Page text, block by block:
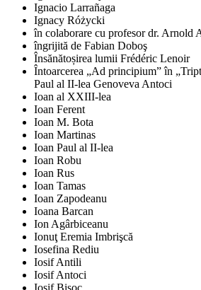
Ignacio Larrañaga
Ignacy Różycki
în colaborare cu profesor dr. Arnold
îngrijită de Fabian Doboş
Însănătoșirea lumii Frédéric Lenoir
Întoarcerea „Ad principium” în
Paul al II-lea Genoveva Antoci
Ioan al XXIII-lea
Ioan Ferent
Ioan M. Bota
Ioan Martinas
Ioan Paul al II-lea
Ioan Robu
Ioan Rus
Ioan Tamas
Ioan Zapodeanu
Ioana Barcan
Ion Agârbiceanu
Ionuţ Eremia Imbrişcă
Iosefina Rediu
Iosif Antili
Iosif Antoci